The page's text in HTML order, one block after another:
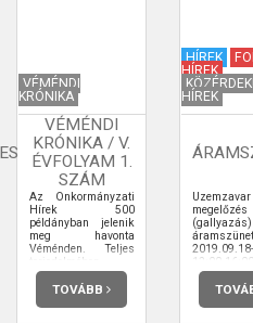
VÉMÉNDI
KRÓNIKA
VÉMÉNDI
KRÓNIKA / V.
ÉVFOLYAM 1.
SZÁM
Az Önkormányzati
Hírek 500
példányban jelenik
meg havonta
Véménden. Teljes
terjedelmében
elolvashatja.
TOVÁBB
HÍREK
HÍREK
HÍREK
Üzemzavar
(gallyazás)
12:00-